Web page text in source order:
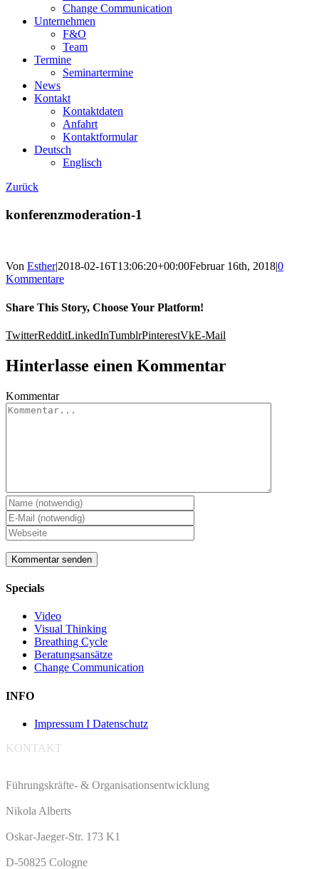
Change Communication
Unternehmen
F&O
Team
Termine
Seminartermine
News
Kontakt
Kontaktdaten
Anfahrt
Kontaktformular
Deutsch
Englisch
Zurück
konferenzmoderation-1
Von Esther|2018-02-16T13:06:20+00:00Februar 16th, 2018|0
Kommentare
Share This Story, Choose Your Platform!
TwitterRedditLinkedInTumblrPinterestVkE-Mail
Hinterlasse einen Kommentar
Kommentar
Specials
Video
Visual Thinking
Breathing Cycle
Beratungsansätze
Change Communication
INFO
Impressum I Datenschutz
KONTAKT
Führungskräfte- & Organisationsentwicklung
Nikola Alberts
Oskar-Jaeger-Str. 173 K1
D-50825 Cologne